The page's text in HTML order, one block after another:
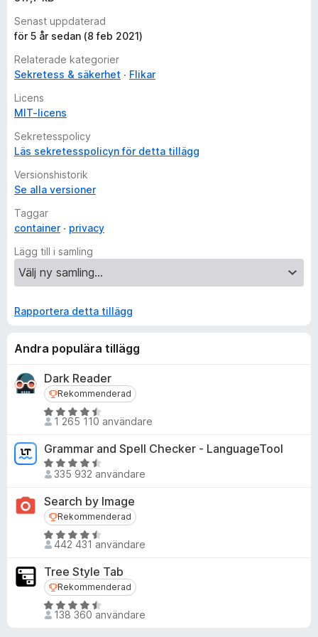
Senast uppdaterad
för 5 år sedan (8 feb 2021)
Relaterade kategorier
Sekretess & säkerhet
Flikar
Licens
MIT-licens
Sekretesspolicy
Läs sekretesspolicyn för detta tillägg
Versionshistorik
Se alla versioner
Taggar
container
privacy
Lägg till i samling
Rapportera detta tillägg
Andra populära tillägg
Dark Reader
Rekommenderad
Rekommenderad
B
e
t
y
g
a
t
t
4
5
a
v
5
1 265 110 användare
Grammar and Spell Checker - LanguageTool
B
e
t
y
g
s
t
t
4
,
335 932 användare
Search by Image
Rekommenderad
Rekommenderad
B
e
t
y
g
s
442 431 användare
Tree Style Tab
Rekommenderad
Rekommenderad
B
e
138 360 användare